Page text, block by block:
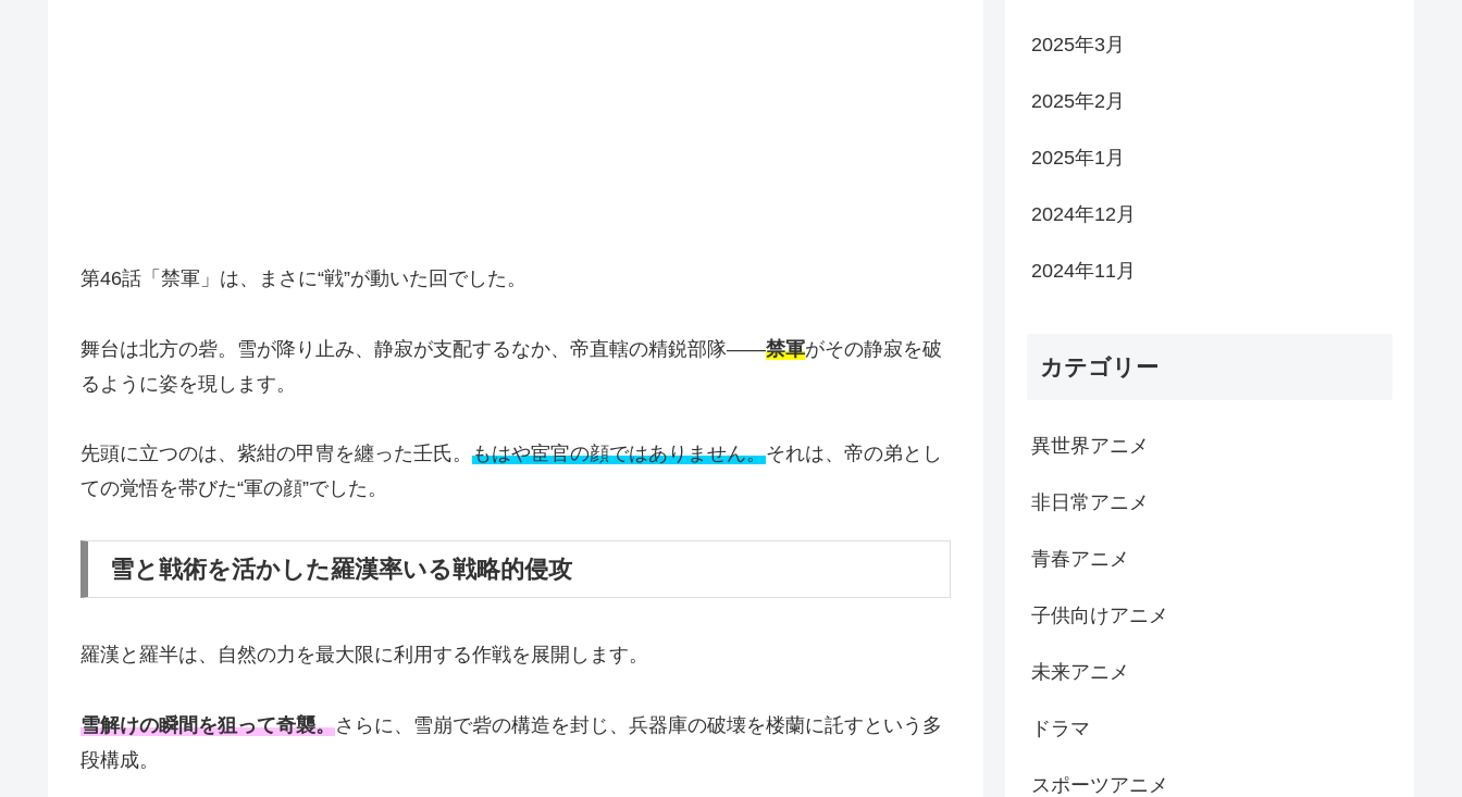
第46話「禁軍」は、まさに“戦”が動いた回でした。
舞台は北方の砦。雪が降り止み、静寂が支配するなか、帝直轄の精鋭部隊――禁軍がその静寂を破
るように姿を現します。
先頭に立つのは、紫紺の甲冑を纏った壬氏。 もはや宦官の顔ではありません。それは、帝の弟とし
ての覚悟を帯びた“軍の顔”でした。
雪と戦術を活かした羅漢率いる戦略的侵攻
羅漢と羅半は、自然の力を最大限に利用する作戦を展開します。
雪解けの瞬間を狙って奇襲。さらに、雪崩で砦の構造を封じ、兵器庫の破壊を楼蘭に託すという多
段構成。
2025年3月
2025年2月
2025年1月
2024年12月
2024年11月
カテゴリー
異世界アニメ
非日常アニメ
青春アニメ
子供向けアニメ
未来アニメ
ドラマ
スポーツアニメ